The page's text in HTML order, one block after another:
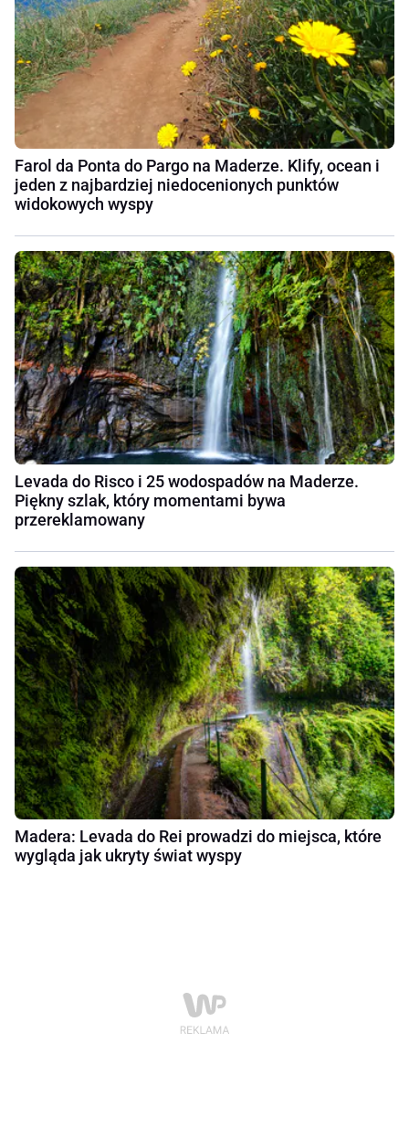
Farol da Ponta do Pargo na Maderze. Klify, ocean i
jeden z najbardziej niedocenionych punktów
widokowych wyspy
Levada do Risco i 25 wodospadów na Maderze.
Piękny szlak, który momentami bywa
przereklamowany
Madera: Levada do Rei prowadzi do miejsca, które
wygląda jak ukryty świat wyspy